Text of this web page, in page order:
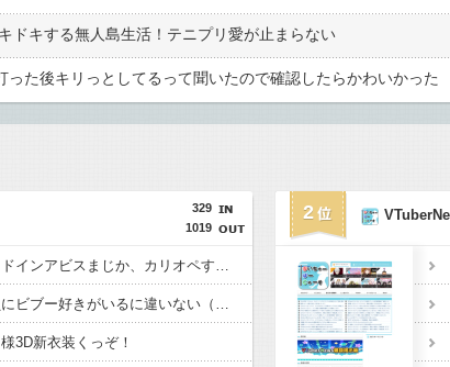
ドキする無人島生活！テニプリ愛が止まらない
った後キリっとしてるって聞いたので確認したらかわいかった
329
1019
【ホロライブ】メイドインアビスまじか、カリオペすげえな
【ホロライブ】社員にビブー好きがいるに違いない（確信
3D新衣装くっぞ！
2